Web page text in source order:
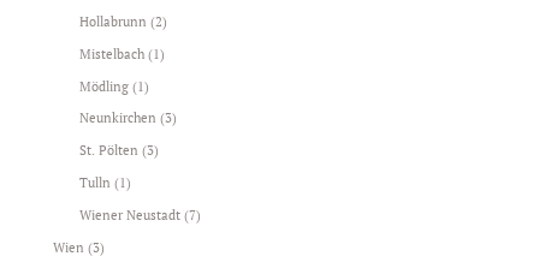
Hollabrunn (2)
Mistelbach (1)
Mödling (1)
Neunkirchen (3)
St. Pölten (3)
Tulln (1)
Wiener Neustadt (7)
Wien (3)